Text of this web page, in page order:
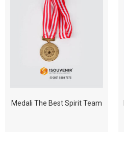
Medali The Best Spirit Team